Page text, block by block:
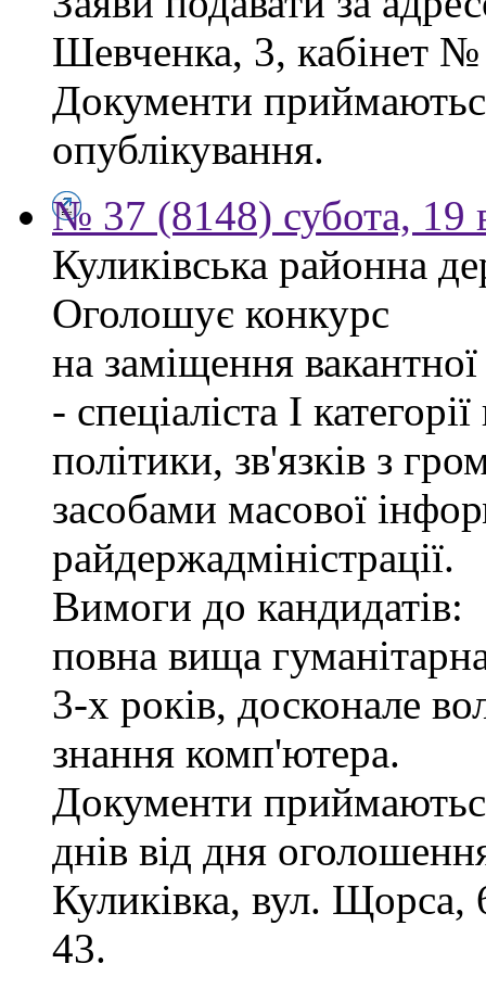
Шевченка, 3, кабінет
Документи
опублікування.
№ 37 (8148) субота, 19
Куликівська районна
Оголошує конкурс
на заміщення
- спеціаліста І
політики, зв'язків з
засобами масової
райдержадміністрації.
Вимоги до кандидатів:
повна вища
3-х років, досконале
знання комп'ютера.
Документи
днів від дня
Куликівка, вул.
43.